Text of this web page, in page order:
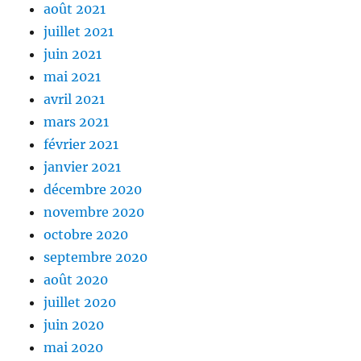
août 2021
juillet 2021
juin 2021
mai 2021
avril 2021
mars 2021
février 2021
janvier 2021
décembre 2020
novembre 2020
octobre 2020
septembre 2020
août 2020
juillet 2020
juin 2020
mai 2020